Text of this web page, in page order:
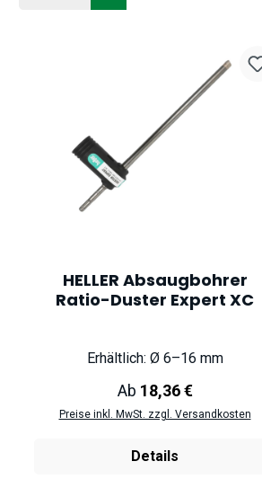
HELLER Absaugbohrer
Ratio-Duster Expert XC
Erhältlich: Ø 6–16 mm
Regulärer Preis:
Ab 18,36 €
Preise inkl. MwSt. zzgl. Versandkosten
Details